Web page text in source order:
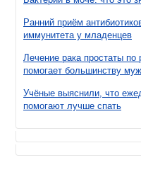
Ранний приём
иммунитета у младенцев
Лечение рака простаты по
помогает большинству
Учёные выяснили, что
помогают лучше спать